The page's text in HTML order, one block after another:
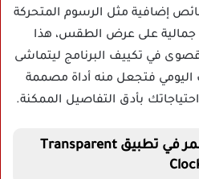
إضافية مثل الرسوم المتحركة
جمالية على عرض الطقس، هذا
في تكييف البرنامج ليتماشى
فتجعل منه أداة مصممة
بأدق التفاصيل الممكنة.
معلومات الأنشطة والقمر في تطبيق Transparent